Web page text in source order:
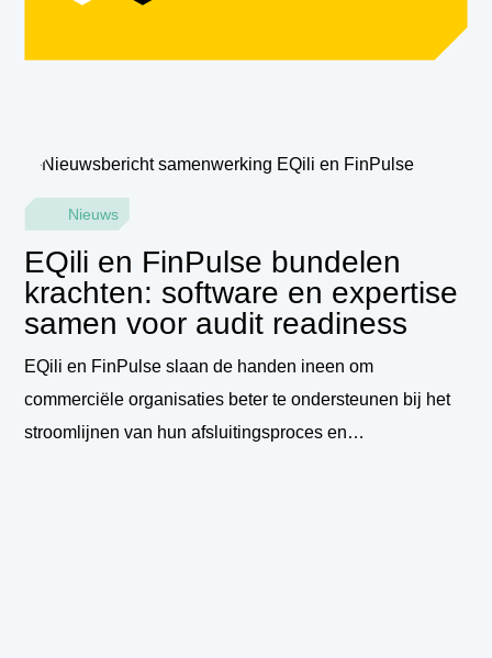
Nieuws
EQili en FinPulse bundelen
krachten: software en expertise
samen voor audit readiness
EQili en FinPulse slaan de handen ineen om
commerciële organisaties beter te ondersteunen bij het
stroomlijnen van hun afsluitingsproces en…